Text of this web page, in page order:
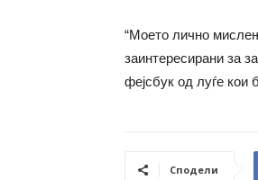
“Моето лично
заинтересирани за
фејсбук од луѓе кои
Сподели